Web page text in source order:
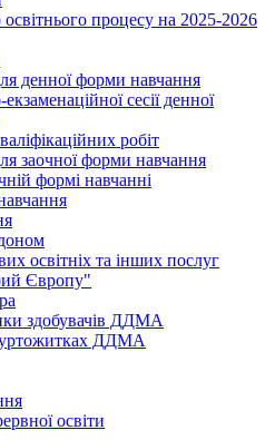
процесу на 2025-2026
денної форми навчання
сесії денної
робіт
заочної форми навчання
формі навчанні
освітніх та інших послуг
Європу"
здобувачів ДДМА
ДДМА
освіти